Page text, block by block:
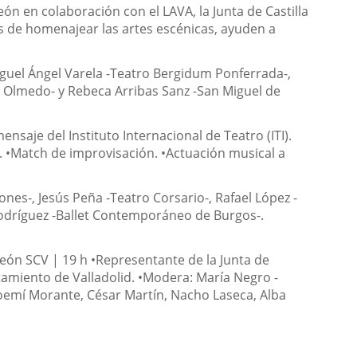
en colaboración con el LAVA, la Junta de Castilla
homenajear las artes escénicas, ayuden a
Ángel Varela -Teatro Bergidum Ponferrada-,
y Rebeca Arribas Sanz -San Miguel de
del Instituto Internacional de Teatro (ITI).
de improvisación. •Actuación musical a
, Jesús Peña -Teatro Corsario-, Rafael López -
-Ballet Contemporáneo de Burgos-.
SCV | 19 h •Representante de la Junta de
de Valladolid. •Modera: María Negro -
Morante, César Martín, Nacho Laseca, Alba